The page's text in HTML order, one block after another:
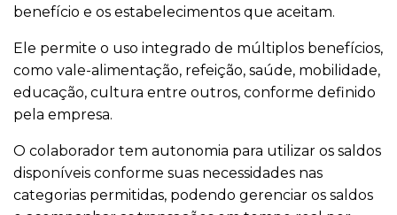
benefício e os estabelecimentos que aceitam.
Ele permite o uso integrado de múltiplos benefícios,
como vale-alimentação, refeição, saúde, mobilidade,
educação, cultura entre outros, conforme definido
pela empresa.
O colaborador tem autonomia para utilizar os saldos
disponíveis conforme suas necessidades nas
categorias permitidas, podendo gerenciar os saldos